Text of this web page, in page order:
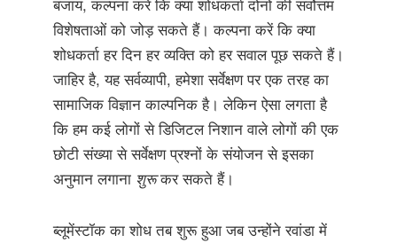
बजाय, कल्पना करें कि क्या शोधकर्ता दोनों की सर्वोत्तम
विशेषताओं को जोड़ सकते हैं। कल्पना करें कि क्या
शोधकर्ता हर दिन हर व्यक्ति को हर सवाल पूछ सकते हैं।
जाहिर है, यह सर्वव्यापी, हमेशा सर्वेक्षण पर एक तरह का
सामाजिक विज्ञान काल्पनिक है। लेकिन ऐसा लगता है
कि हम कई लोगों से डिजिटल निशान वाले लोगों की एक
छोटी संख्या से सर्वेक्षण प्रश्नों के संयोजन से इसका
अनुमान लगाना शुरूकर सकते हैं।
ब्लूमेंस्टॉक का शोध तब शुरू हुआ जब उन्होंने रवांडा में